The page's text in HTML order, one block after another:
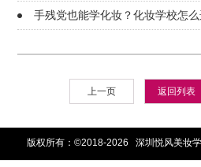
手残党也能学化妆？化妆学校怎么
上一页 返回列表
版权所有：©2018-2026 深圳悦风美妆